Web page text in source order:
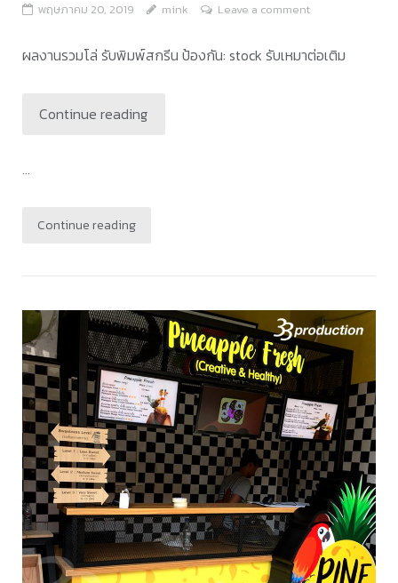
พฤษภาคม 20, 2019 mink Leave a comment
ผลงานรวมโล่ รับพิมพ์สกรีน ป้องกัน: stock รับเหมาต่อเติม
Continue reading
...
Continue reading